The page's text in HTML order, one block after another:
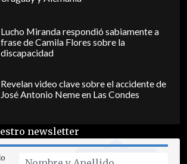
Lucho Miranda respondió sabiamente a
frase de Camila Flores sobre la
discapacidad
Revelan video clave sobre el accidente de
José Antonio Neme en Las Condes
newsletter